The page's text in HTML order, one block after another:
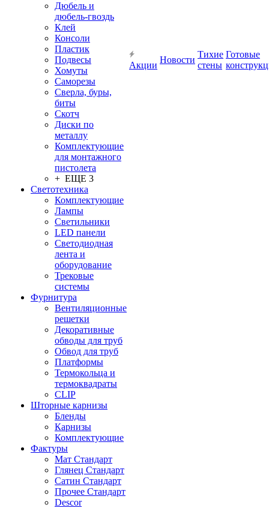
Дюбель и
дюбель-гвоздь
Клей
Консоли
Пластик
Подвесы
Хомуты
Саморезы
Сверла, буры,
биты
Скотч
Диски по
металлу
Комплектующие
для монтажного
пистолета
+ ЕЩЕ 3
Светотехника
Комплектующие
Лампы
Светильники
LED панели
Светодиодная
лента и
оборудование
Трековые
системы
Фурнитура
Вентиляционные
решетки
Декоративные
обводы для труб
Обвод для труб
Платформы
Термокольца и
термоквадраты
CLIP
Шторные карнизы
Бленды
Карнизы
Комплектующие
Фактуры
Мат Стандарт
Глянец Стандарт
Сатин Стандарт
Прочее Стандарт
Descor
Акции
Новости
Тихие
стены
Готовые